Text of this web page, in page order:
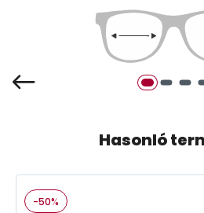
Hasonló
-50%